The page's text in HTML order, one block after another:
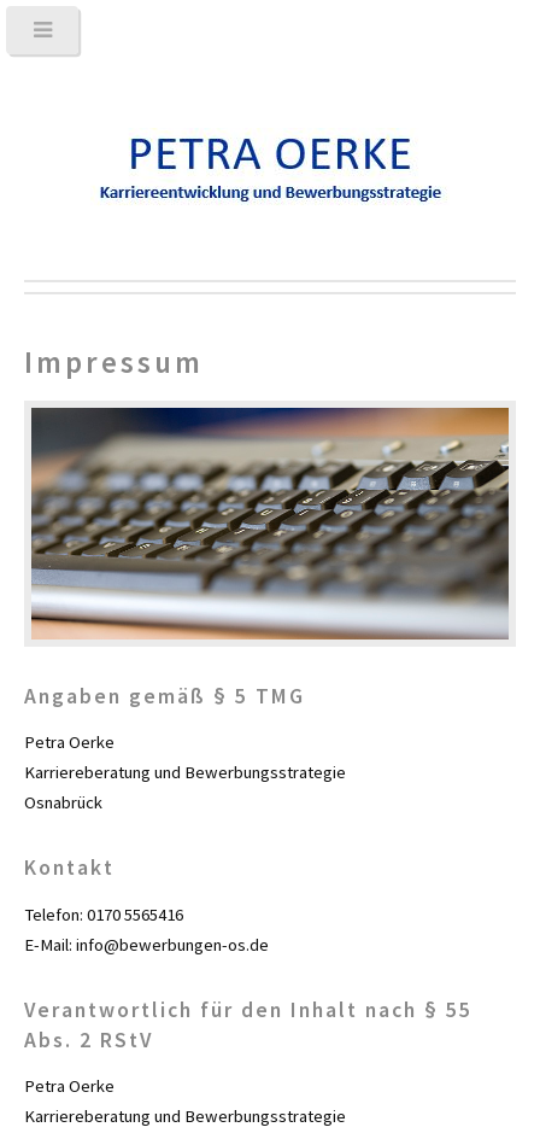
Impressum
Angaben gemäß § 5 TMG
Petra Oerke
Karriereberatung und Bewerbungsstrategie
Osnabrück
Kontakt
Telefon: 0170 5565416
E-Mail: info@bewerbungen-os.de
Verantwortlich für den Inhalt nach § 55
Abs. 2 RStV
Petra Oerke
Karriereberatung und Bewerbungsstrategie